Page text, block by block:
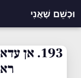
וּכְשֵׁם שֶׁאֲנִי
193. אן